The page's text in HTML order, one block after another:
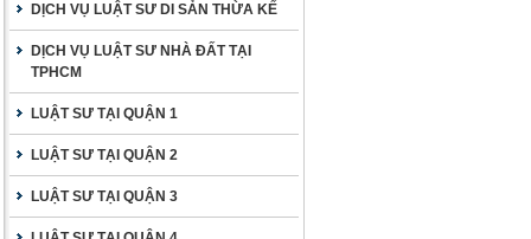
DỊCH VỤ LUẬT SƯ DI SẢN THỪA KẾ
DỊCH VỤ LUẬT SƯ NHÀ ĐẤT TẠI
TPHCM
LUẬT SƯ TẠI QUẬN 1
LUẬT SƯ TẠI QUẬN 2
LUẬT SƯ TẠI QUẬN 3